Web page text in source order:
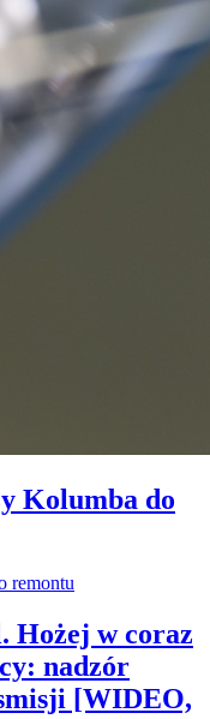
Kolumba do
Hożej w coraz
nadzór
[WIDEO,